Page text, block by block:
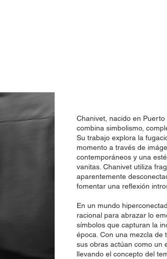
Chanivet, nacido en
combina simbolismo,
Su trabajo explora la
momento a través de
contemporáneos y una
vanitas. Chanivet utiliza
aparentemente
fomentar una reflexión
En un mundo
racional para abrazar lo
símbolos que capturan la
época. Con una mezcla de
sus obras actúan como un
llevando el concepto del